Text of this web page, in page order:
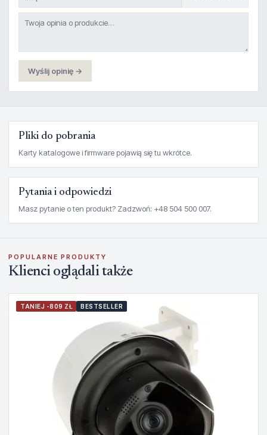
Wyślij opinię →
Pliki do pobrania
Karty katalogowe i firmware pojawią się tu wkrótce.
Pytania i odpowiedzi
Masz pytanie o ten produkt? Zadzwoń: +48 504 500 007.
POPULARNE PRODUKTY
Klienci oglądali także
TANIEJ -809 ZŁ BESTSELLER